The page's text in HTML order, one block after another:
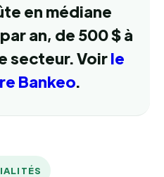
en médiane
an, de 500 $ à
secteur. Voirle
Bankeo.